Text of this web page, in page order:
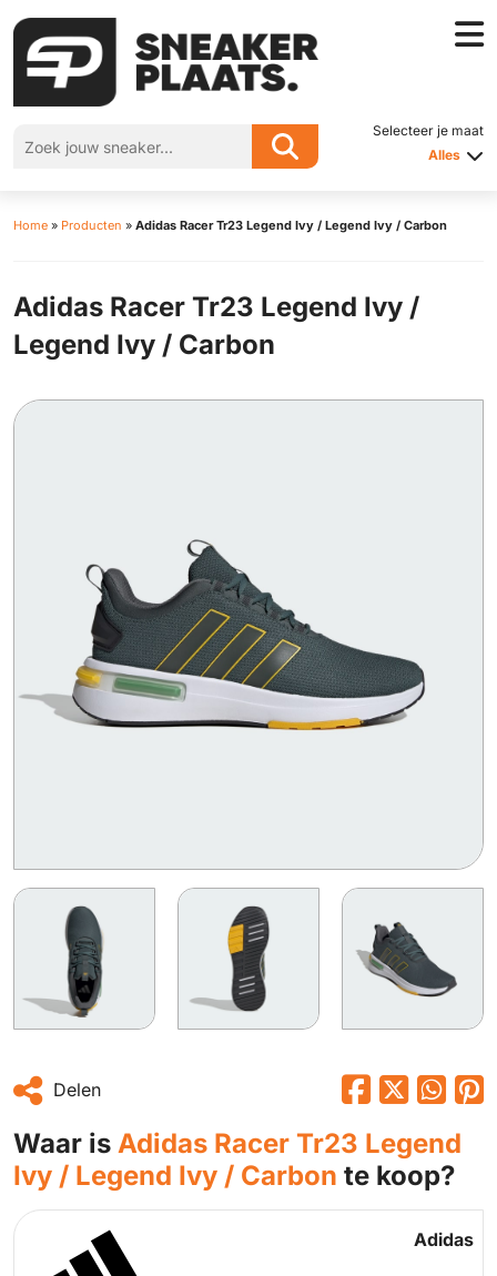
Selecteer je maat
Alles
Home » Producten » Adidas Racer Tr23 Legend Ivy / Legend Ivy / Carbon
Adidas Racer Tr23 Legend Ivy /
Legend Ivy / Carbon
Delen
Waar is Adidas Racer Tr23 Legend
Ivy / Legend Ivy / Carbon te koop?
Adidas